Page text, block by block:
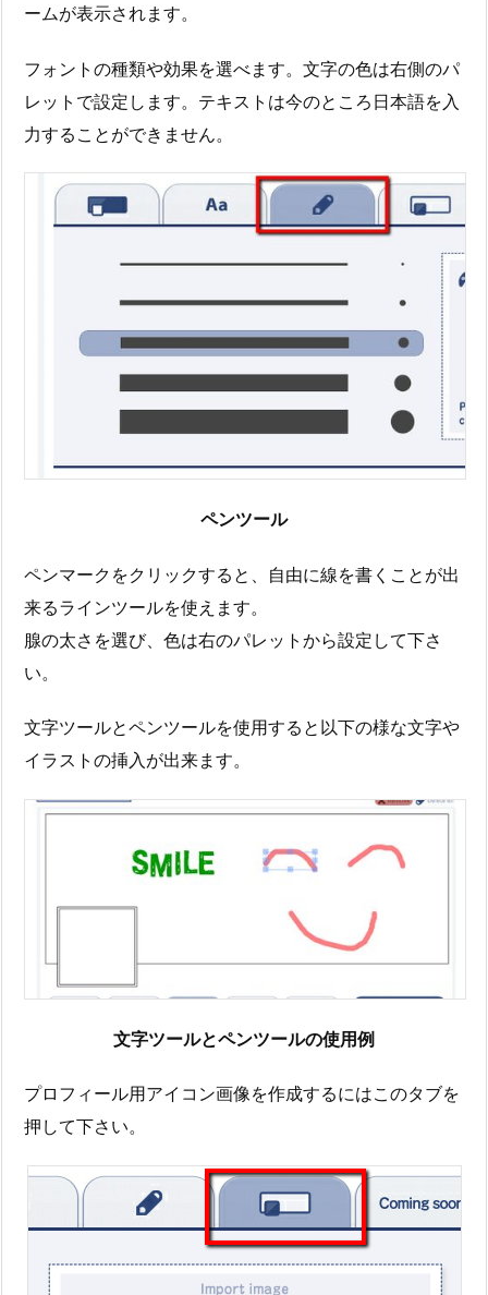
ームが表示されます。
フォントの種類や効果を選べます。文字の色は右側のパ
レットで設定します。テキストは今のところ日本語を入
力することができません。
ペンツール
ペンマークをクリックすると、自由に線を書くことが出
来るラインツールを使えます。
腺の太さを選び、色は右のパレットから設定して下さ
い。
文字ツールとペンツールを使用すると以下の様な文字や
イラストの挿入が出来ます。
文字ツールとペンツールの使用例
プロフィール用アイコン画像を作成するにはこのタブを
押して下さい。